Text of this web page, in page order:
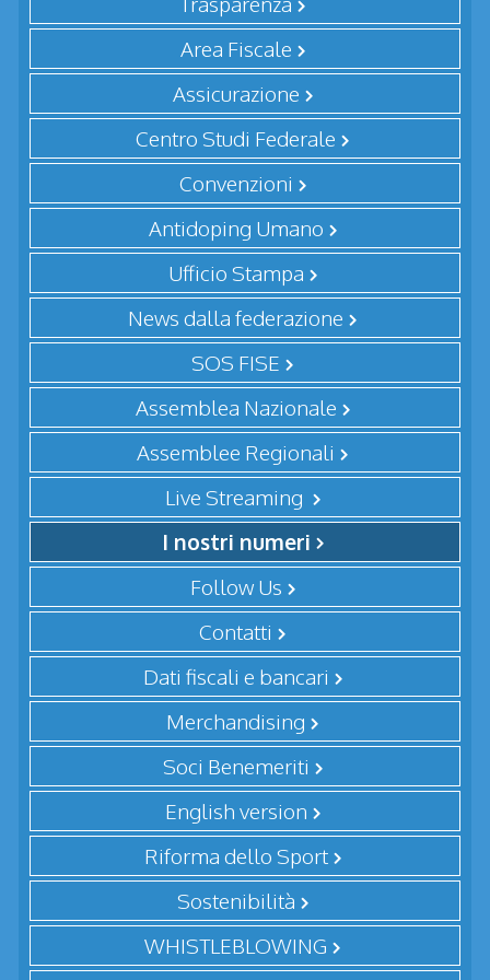
Area Fiscale
Assicurazione
Centro Studi Federale
Convenzioni
Antidoping Umano
Ufficio Stampa
News dalla federazione
SOS FISE
Assemblea Nazionale
Assemblee Regionali
Live Streaming
I nostri numeri
Follow Us
Contatti
Dati fiscali e bancari
Merchandising
Soci Benemeriti
English version
Riforma dello Sport
Sostenibilità
WHISTLEBLOWING